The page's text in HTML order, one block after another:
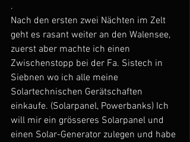
.
Nach den ersten zwei Nächten im Zelt
geht es rasant weiter an den Walensee,
zuerst aber machte ich einen
Zwischenstopp bei der Fa. Sistech in
Siebnen wo ich alle meine
Solartechnischen Gerätschaften
einkaufe. (Solarpanel, Powerbanks) Ich
will mir ein grösseres Solarpanel und
einen Solar-Generator zulegen und habe